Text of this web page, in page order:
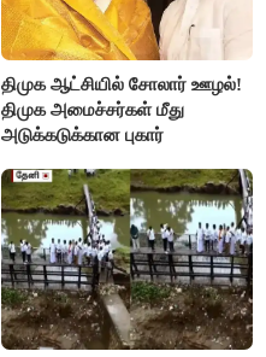
திமுக ஆட்சியில் சோலார் ஊழல்!
திமுக அமைச்சர்கள் மீது
அடுக்கடுக்கான புகார்